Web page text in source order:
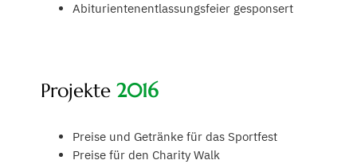
Abiturientenentlassungsfeier gesponsert
Projekte 2016
Preise und Getränke für das Sportfest
Preise für den Charity Walk